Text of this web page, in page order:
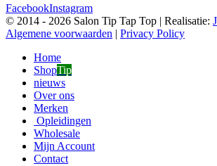
FacebookInstagram
© 2014 - 2026 Salon Tip Tap Top | Realisatie:
Algemene voorwaarden | Privacy Policy
Home
ShopTip
nieuws
Over ons
Merken
Opleidingen
Wholesale
Mijn Account
Contact